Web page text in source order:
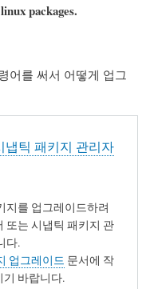
packages.
어를 써서 어떻게 업그
냅틱 패키지 관리자
지를 업그레이드하려
또는 시냅틱 패키지 관
다.
업그레이드 문서에 작
바랍니다.